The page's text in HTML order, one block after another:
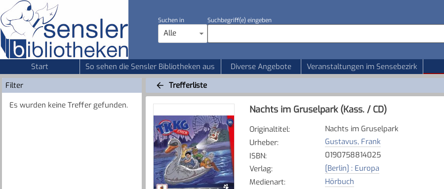
Suchen in
Alle
Suchbegriff(e) eingeben
Start So sehen die Sensler Bibliotheken aus Diverse Angebote Veranstaltungen im Sensebezirk
Filter
Es wurden keine Treffer gefunden.
Trefferliste
Nachts im Gruselpark (Kass. / CD)
Originaltitel:
Nachts im Gruselpark
Urheber:
Gustavus, Frank
ISBN:
0190758814025
Verlag:
[Berlin] : Europa
Medienart:
Hörbuch